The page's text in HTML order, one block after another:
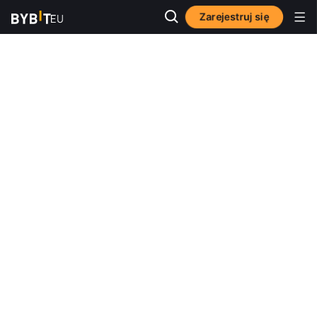
Zarejestruj się